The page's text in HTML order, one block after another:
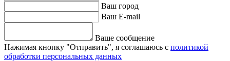
Ваш город
Ваш E-mail
Ваше сообщение
Нажимая кнопку "Отправить", я соглашаюсь с политикой
обработки персональных данных